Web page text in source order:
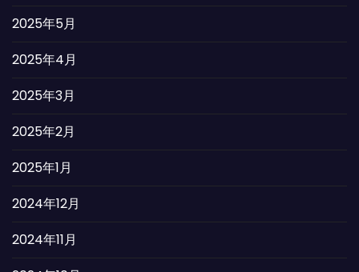
2025年5月
2025年4月
2025年3月
2025年2月
2025年1月
2024年12月
2024年11月